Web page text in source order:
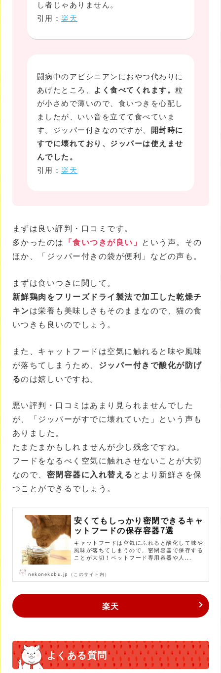
し者じゃありません。
引用： 楽天
闘病中のアビシニアンにおやつ代わりに
あげたところ、 よく食べてくれます。 粒
が小さめで薄いので、食いつきを心配し
ましたが、いい音を立てて食べていま
す。ジッパー付きなのですが、 開封時に
すでに壊れており、ジッパーは使えませ
んでした。
引用： 楽天
まずは良い評判・口コミです。
多かったのは 「食いつきが良い」 という声。その
ほか、「ジッパー付きの袋が便利」などの声も。
まずは食いつきに関して。
新鮮鶏肉をフリーズドライ製法で加工した乾燥チ
キンは栄養も美味しさもそのままなので、猫の食
いつきも良いのでしょう。
また、キャットフードは空気に触れると味や風味
が落ちてしまうため、 ジッパー付きで酸化が防げ
るのは嬉しいですね。
悪い評判・口コミはあまり見られませんでした
が、「ジッパーがすでに壊れていた」という声も
ありました。
たまたまかもしれませんが少し残念ですね。
フードをなるべく空気に触れさせないことが大切
なので、 密閉容器に入れ替える とより新鮮さを保
つことができるでしょう。
安くてもしっかり密閉できるキャ
ットフードの保存容器7選
キャットフードは空気にふれると酸化して味や
風味が落ちてしまうので、密閉容器で保存する
ことが大切！ペットフード専用容器や人...
nekonekobu.jp（このサイト内）
楽天
よくある質問